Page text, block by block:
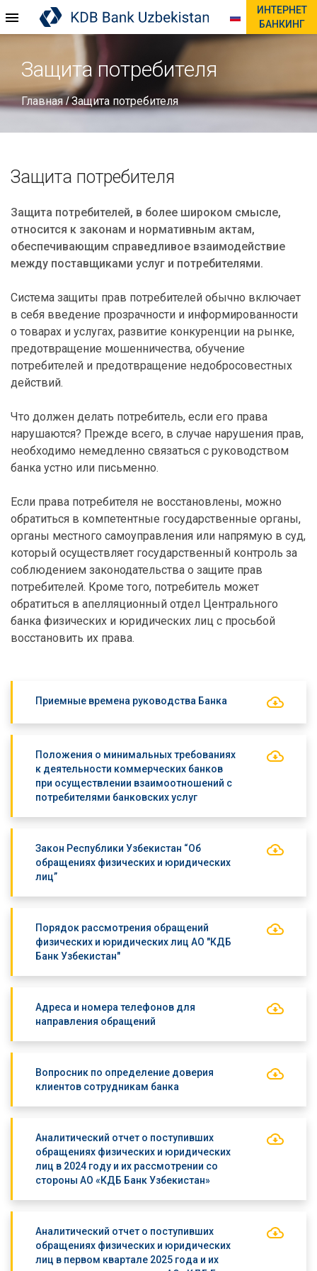
ИНТЕРНЕТ
БАНКИНГ
Защита потребителя
Главная/Защита потребителя
Защита потребителя
Защита потребителей, в более широком смысле,
относится к законам и нормативным актам,
обеспечивающим справедливое взаимодействие
между поставщиками услуг и потребителями.
Система защиты прав потребителей обычно включает
в себя введение прозрачности и информированности
о товарах и услугах, развитие конкуренции на рынке,
предотвращение мошенничества, обучение
потребителей и предотвращение недобросовестных
действий.
Что должен делать потребитель, если его права
нарушаются? Прежде всего, в случае нарушения прав,
необходимо немедленно связаться с руководством
банка устно или письменно.
Если права потребителя не восстановлены, можно
обратиться в компетентные государственные органы,
органы местного самоуправления или напрямую в суд,
который осуществляет государственный контроль за
соблюдением законодательства о защите прав
потребителей. Кроме того, потребитель может
обратиться в апелляционный отдел Центрального
банка физических и юридических лиц с просьбой
восстановить их права.
Приемные времена руководства Банка
Положения о минимальных требованиях
к деятельности коммерческих банков
при осуществлении взаимоотношений с
потребителями банковских услуг
Закон Республики Узбекистан “Об
обращениях физических и юридических
лиц”
Порядок рассмотрения обращений
физических и юридических лиц АО "КДБ
Банк Узбекистан"
Адреса и номера телефонов для
направления обращений
Вопросник по определение доверия
клиентов сотрудникам банка
Аналитический отчет о поступивших
обращениях физических и юридических
лиц в 2024 году и их рассмотрении со
стороны АО «КДБ Банк Узбекистан»
Аналитический отчет о поступивших
обращениях физических и юридических
лиц в первом квартале 2025 года и их